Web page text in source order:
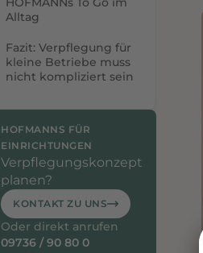
Alltag
Fazit: Verpflegung für
kleine Betriebe muss
nicht kompliziert sein
HOFMANNS FÜR
EINRICHTUNGEN
Verpflegungskonzept
planen?
KONTAKT ZU UNS
Oder direkt anrufen
09736 / 90 80 0